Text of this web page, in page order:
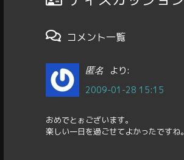
コメント一覧
匿名
より:
2009-01-28 15:15
おめでとぉございます。
楽しい一日を過ごせてよかったですね。